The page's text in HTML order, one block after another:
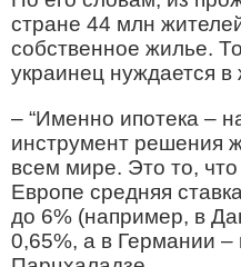
стране 44 млн
собственное жилье.
украинец нуждается в
– “Именно ипотека –
инструмент решения
всем мире. Это то,
Европе средняя
до 6% (например, в
0,65%, а в Германии –